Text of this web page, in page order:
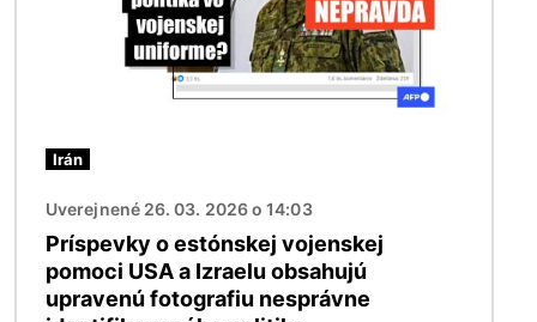
Irán
Uverejnené 26. 03. 2026 o 14:03
Príspevky o estónskej vojenskej
pomoci USA a Izraelu obsahujú
upravenú fotografiu nesprávne